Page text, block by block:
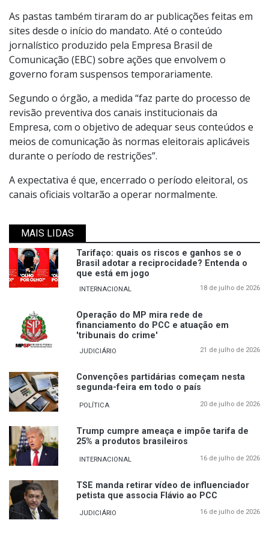
As pastas também tiraram do ar publicações feitas em
sites desde o início do mandato. Até o conteúdo
jornalístico produzido pela Empresa Brasil de
Comunicação (EBC) sobre ações que envolvem o
governo foram suspensos temporariamente.
Segundo o órgão, a medida “faz parte do processo de
revisão preventiva dos canais institucionais da
Empresa, com o objetivo de adequar seus conteúdos e
meios de comunicação às normas eleitorais aplicáveis
durante o período de restrições”.
A expectativa é que, encerrado o período eleitoral, os
canais oficiais voltarão a operar normalmente.
MAIS LIDAS
Tarifaço: quais os riscos e ganhos se o
Brasil adotar a reciprocidade? Entenda o
que está em jogo
INTERNACIONAL 18 de julho de 2026
Operação do MP mira rede de
financiamento do PCC e atuação em
'tribunais do crime'
JUDICIÁRIO 21 de julho de 2026
Convenções partidárias começam nesta
segunda-feira em todo o país
POLÍTICA 20 de julho de 2026
Trump cumpre ameaça e impõe tarifa de
25% a produtos brasileiros
INTERNACIONAL 16 de julho de 2026
TSE manda retirar vídeo de influenciador
petista que associa Flávio ao PCC
JUDICIÁRIO 16 de julho de 2026